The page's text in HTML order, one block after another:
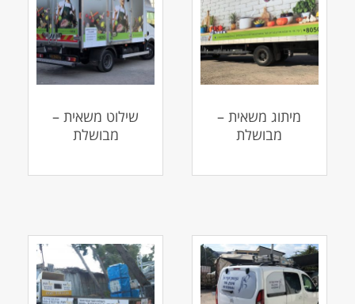
מיתוג משאית –
מבושלת
שילוט משאית –
מבושלת